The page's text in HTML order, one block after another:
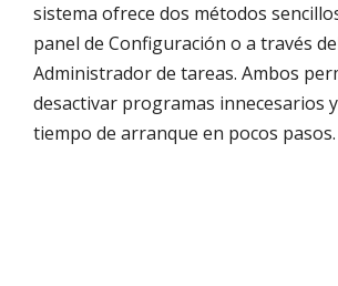
sistema ofrece dos métodos
panel de Configuración o a través
Administrador de tareas. Ambos
desactivar programas innecesarios
tiempo de arranque en pocos pasos.